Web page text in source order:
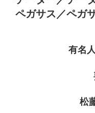
ペガサス／ペガ
有名
松